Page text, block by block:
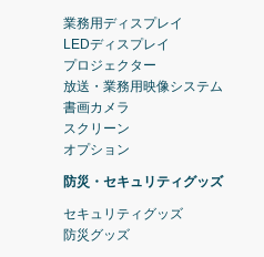
業務用ディスプレイ
LEDディスプレイ
プロジェクター
放送・業務用映像システム
書画カメラ
スクリーン
オプション
防災・セキュリティグッズ
セキュリティグッズ
防災グッズ